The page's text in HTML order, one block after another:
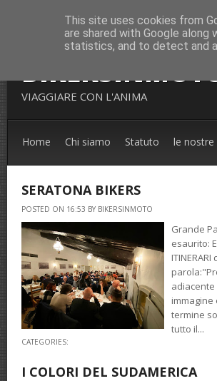
VIAGGIARE CON L'ANIMA
Home Chi siamo Statuto le nostre
SERATONA BIKERS
POSTED ON 16:53 BY BIKERSINMOTO
Grande
esaurito:
immagine
termine
tutto il...
CATEGORIES:
I COLORI DEL SUDAMERICA
This site uses cookies from
are shared with Google
statistics, and to detect and